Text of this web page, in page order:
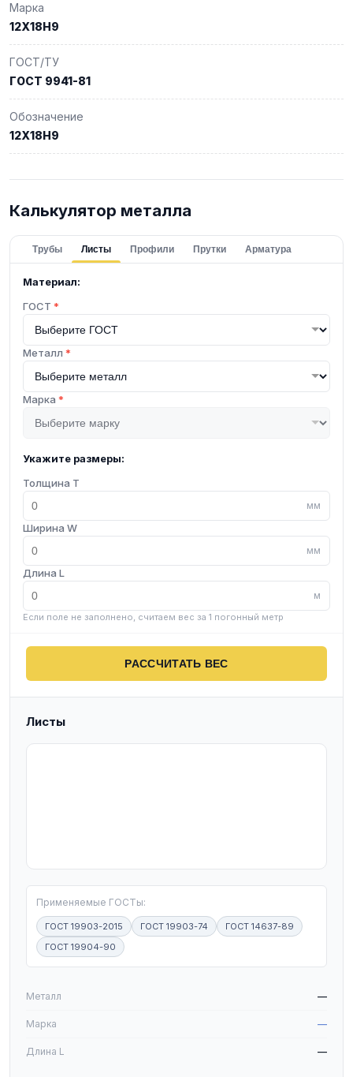
Марка
12Х18Н9
ГОСТ/ТУ
ГОСТ 9941-81
Обозначение
12Х18Н9
Калькулятор металла
Трубы Листы Профили Прутки Арматура
Материал:
ГОСТ *
Металл *
Марка *
Укажите размеры:
Толщина T
мм
Ширина W
мм
Длина L
м
Если поле не заполнено, считаем вес за 1 погонный метр
РАССЧИТАТЬ ВЕС
Листы
Применяемые ГОСТы:
ГОСТ 19903-2015 ГОСТ 19903-74
ГОСТ 14637-89
ГОСТ 19904-90
Металл —
Марка —
Длина L —